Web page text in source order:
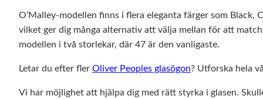
O’Malley-modellen finns i flera eleganta färger som Black,
vilket ger dig många alternativ att välja mellan för att
modellen i två storlekar, där 47 är den vanligaste.
Letar du efter fler Oliver Peoples glasögon? Utforska hela
Vi har möjlighet att hjälpa dig med rätt styrka i glasen.